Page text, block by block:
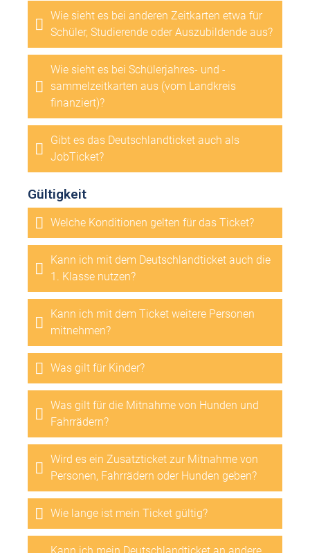
Wie sieht es bei anderen Zeitkarten etwa für
Schüler, Studierende oder Auszubildende aus?
Wie sieht es bei Schülerjahres- und -
sammelzeitkarten aus (vom Landkreis
finanziert)?
Gibt es das Deutschlandticket auch als
JobTicket?
Gültigkeit
Welche Konditionen gelten für das Ticket?
Kann ich mit dem Deutschlandticket auch die
1. Klasse nutzen?
Kann ich mit dem Ticket weitere Personen
mitnehmen?
Was gilt für Kinder?
Was gilt für die Mitnahme von Hunden und
Fahrrädern?
Wird es ein Zusatzticket zur Mitnahme von
Personen, Fahrrädern oder Hunden geben?
Wie lange ist mein Ticket gültig?